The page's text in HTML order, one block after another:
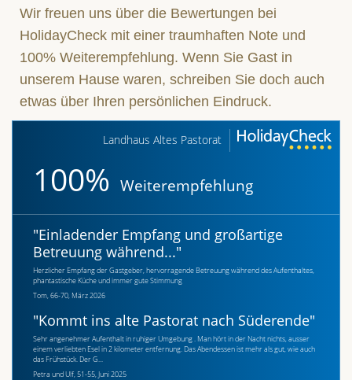
Wir freuen uns über die Bewertungen bei
HolidayCheck mit einer traumhaften Note und
100% Weiterempfehlung. Wenn Sie Gast in
unserem Hause waren, schreiben Sie doch auch
etwas über Ihren persönlichen Eindruck.
Landhaus Altes Pastorat
100% Weiterempfehlung
"Einladender Empfang und großartige
Betreuung während..."
Herzlicher Empfang der Gastgeber, hervorragende Betreuung während des Aufenthaltes,
phantastische Küche und immer gute Stimmung
Tom, 66-70, März 2026
"Kommt ins alte Pastorat nach Süderende"
Sehr angenehmer Aufenthalt in ruhiger Umgebung . Man hört in der Nacht nichts, ausser
einem verliebten Esel in 2 kilometer entfernung. Das Abendessen ist mehr als gut, wie auch
das Frühstück. Der G...
Petra und Ulf, 51-55, Juni 2025